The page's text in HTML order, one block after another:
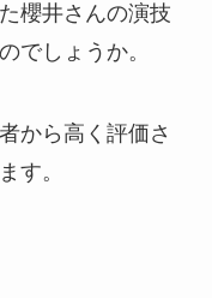
櫻井さんの演技
でしょうか。
から高く評価さ
す。